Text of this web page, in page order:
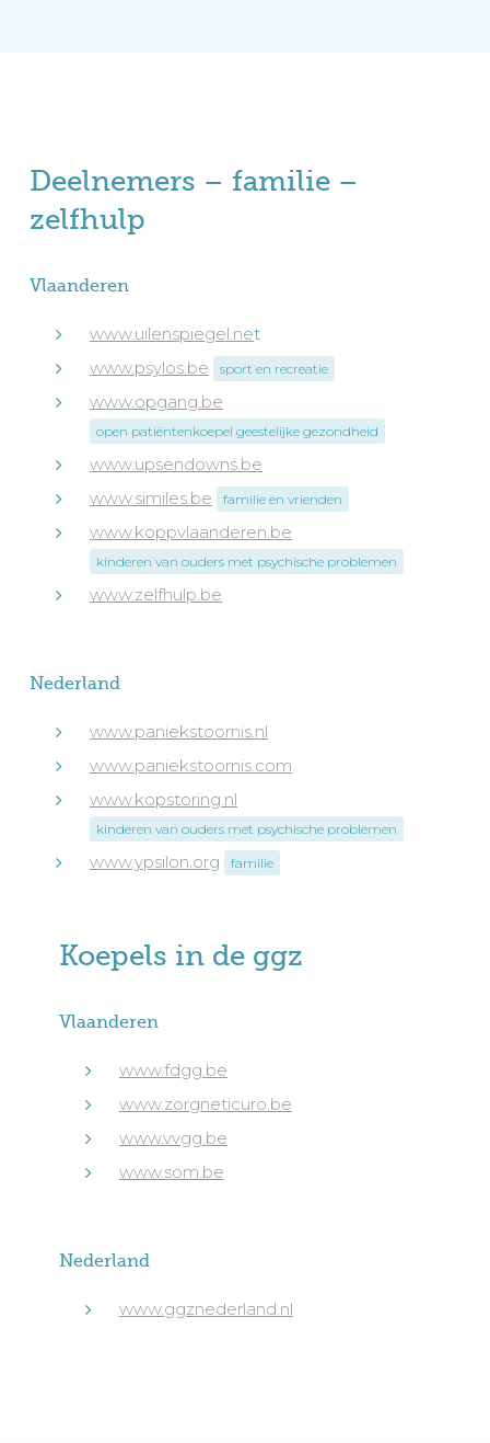
Deelnemers – familie –
zelfhulp
Vlaanderen
www.uilenspiegel.net
www.psylos.be
sport en recreatie
www.opgang.be
open patiëntenkoepel geestelijke gezondheid
www.upsendowns.be
www.similes.be
familie en vrienden
www.koppvlaanderen.be
kinderen van ouders met psychische problemen
www.zelfhulp.be
Nederland
www.paniekstoornis.nl
www.paniekstoornis.com
www.kopstoring.nl
kinderen van ouders met psychische problemen
www.ypsilon.org familie
Koepels in de ggz
Vlaanderen
www.fdgg.be
www.zorgneticuro.be
www.vvgg.be
www.som.be
Nederland
www.ggznederland.nl